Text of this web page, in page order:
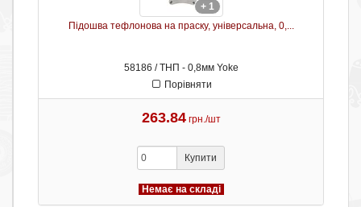
+ 1
Підошва тефлонова на праску, універсальна, 0,...
58186 / ТНП - 0,8мм Yoke
Порівняти
263.84 грн./шт
Купити
Немає на складі